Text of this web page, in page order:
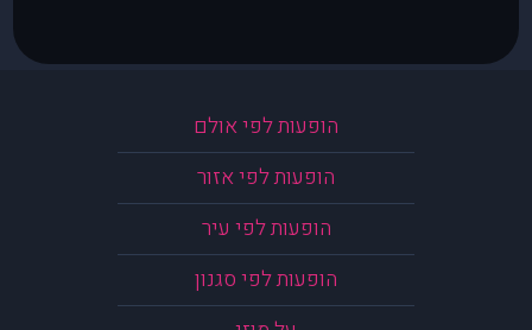
הופעות לפי אולם
הופעות לפי אזור
הופעות לפי עיר
הופעות לפי סגנון